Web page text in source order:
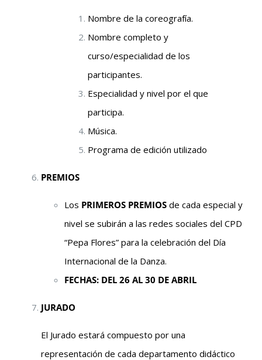
Nombre de la coreografía.
Nombre completo y
curso/especialidad de los
participantes.
Especialidad y nivel por el que
participa.
Música.
Programa de edición utilizado
PREMIOS
Los PRIMEROS PREMIOS de cada especial y
nivel se subirán a las redes sociales del CPD
“Pepa Flores” para la celebración del Día
Internacional de la Danza.
FECHAS: DEL 26 AL 30 DE ABRIL
JURADO
El Jurado estará compuesto por una
representación de cada departamento didáctico